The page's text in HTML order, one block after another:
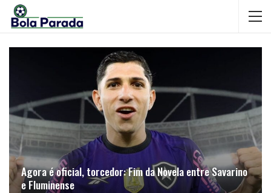
Agora é oficial, torcedor: Fim da Novela entre Savarino
e Fluminense